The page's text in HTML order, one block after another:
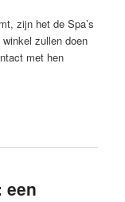
zijn het de Spa’s
zullen doen
met hen
een